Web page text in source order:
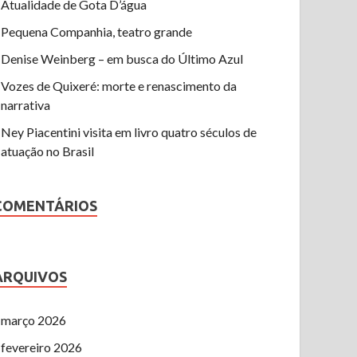
Atualidade de Gota D’água
Pequena Companhia, teatro grande
Denise Weinberg – em busca do Último Azul
Vozes de Quixeré: morte e renascimento da
narrativa
Ney Piacentini visita em livro quatro séculos de
atuação no Brasil
março 2026
fevereiro 2026